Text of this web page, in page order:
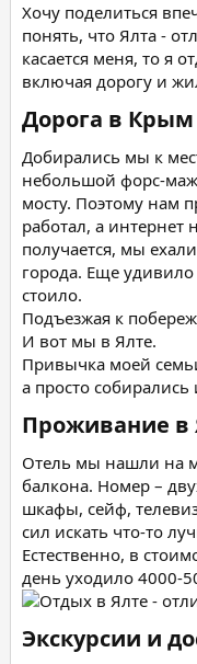
Хочу поделиться
понять, что Ялта -
касается меня, то я
включая дорогу и
Дорога в Крым​
Добирались мы к
небольшой форс-
мосту. Поэтому нам
работал, а интернет
получается, мы
города. Еще
стоило.
Подъезжая к
И вот мы в Ялте.
Привычка моей
а просто
Проживание в
Отель мы нашли на
балкона. Номер –
шкафы, сейф,
сил искать что-то
Естественно, в
день уходило 4000-
Экскурсии и